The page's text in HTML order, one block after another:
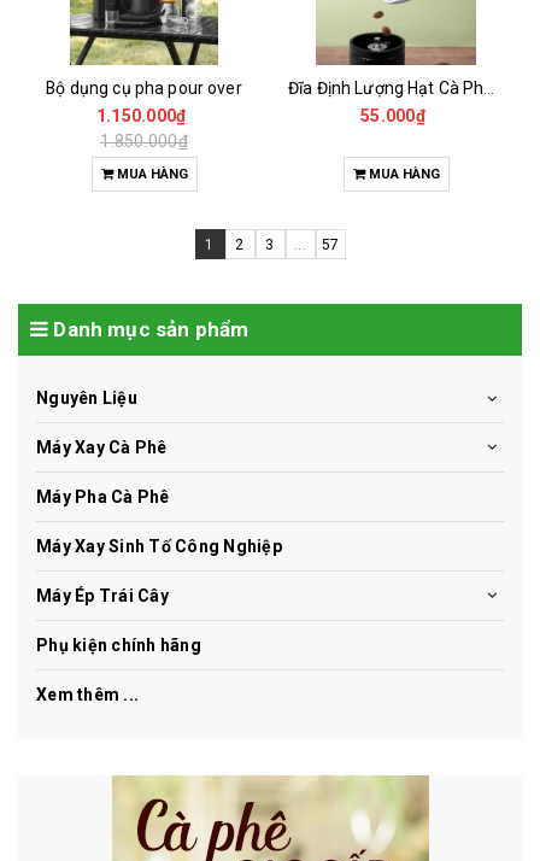
Bộ dụng cụ pha pour over
1.150.000₫
1.850.000₫
MUA HÀNG
55.000₫
MUA HÀNG
1 2 3 ... 57
Danh mục sản phẩm
Nguyên Liệu
Máy Xay Cà Phê
Máy Pha Cà Phê
Máy Xay Sinh Tố Công Nghiệp
Máy Ép Trái Cây
Phụ kiện chính hãng
Xem thêm ...